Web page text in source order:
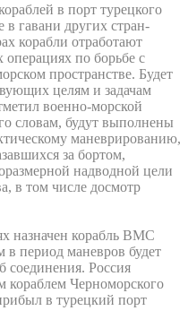
в порт турецкого
в гавани других стран-
корабли отработают
по борьбе с
пространстве. Будет
целям и задачам
военно-морской
словам, будут выполнены
маневрированию,
за бортом,
надводной цели
в том числе досмотр
назначен корабль ВМС
период маневров будет
Россия
кораблем Черноморского
в турецкий порт